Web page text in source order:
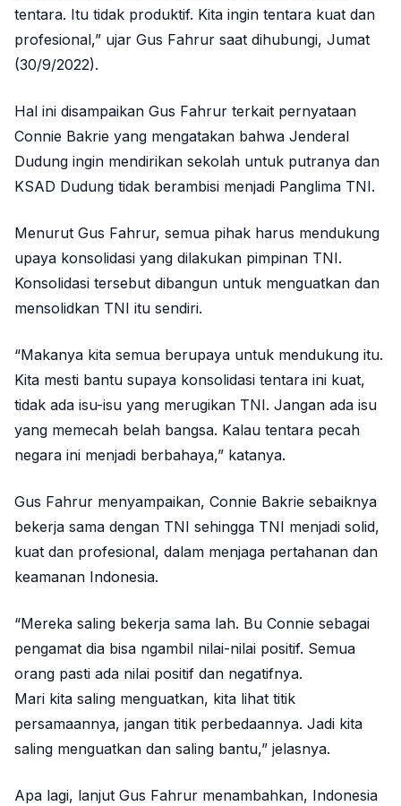
tentara. Itu tidak produktif. Kita ingin tentara kuat dan
profesional,” ujar Gus Fahrur saat dihubungi, Jumat
(30/9/2022).
Hal ini disampaikan Gus Fahrur terkait pernyataan
Connie Bakrie yang mengatakan bahwa Jenderal
Dudung ingin mendirikan sekolah untuk putranya dan
KSAD Dudung tidak berambisi menjadi Panglima TNI.
Menurut Gus Fahrur, semua pihak harus mendukung
upaya konsolidasi yang dilakukan pimpinan TNI.
Konsolidasi tersebut dibangun untuk menguatkan dan
mensolidkan TNI itu sendiri.
“Makanya kita semua berupaya untuk mendukung itu.
Kita mesti bantu supaya konsolidasi tentara ini kuat,
tidak ada isu-isu yang merugikan TNI. Jangan ada isu
yang memecah belah bangsa. Kalau tentara pecah
negara ini menjadi berbahaya,” katanya.
Gus Fahrur menyampaikan, Connie Bakrie sebaiknya
bekerja sama dengan TNI sehingga TNI menjadi solid,
kuat dan profesional, dalam menjaga pertahanan dan
keamanan Indonesia.
“Mereka saling bekerja sama lah. Bu Connie sebagai
pengamat dia bisa ngambil nilai-nilai positif. Semua
orang pasti ada nilai positif dan negatifnya.
Mari kita saling menguatkan, kita lihat titik
persamaannya, jangan titik perbedaannya. Jadi kita
saling menguatkan dan saling bantu,” jelasnya.
Apa lagi, lanjut Gus Fahrur menambahkan, Indonesia